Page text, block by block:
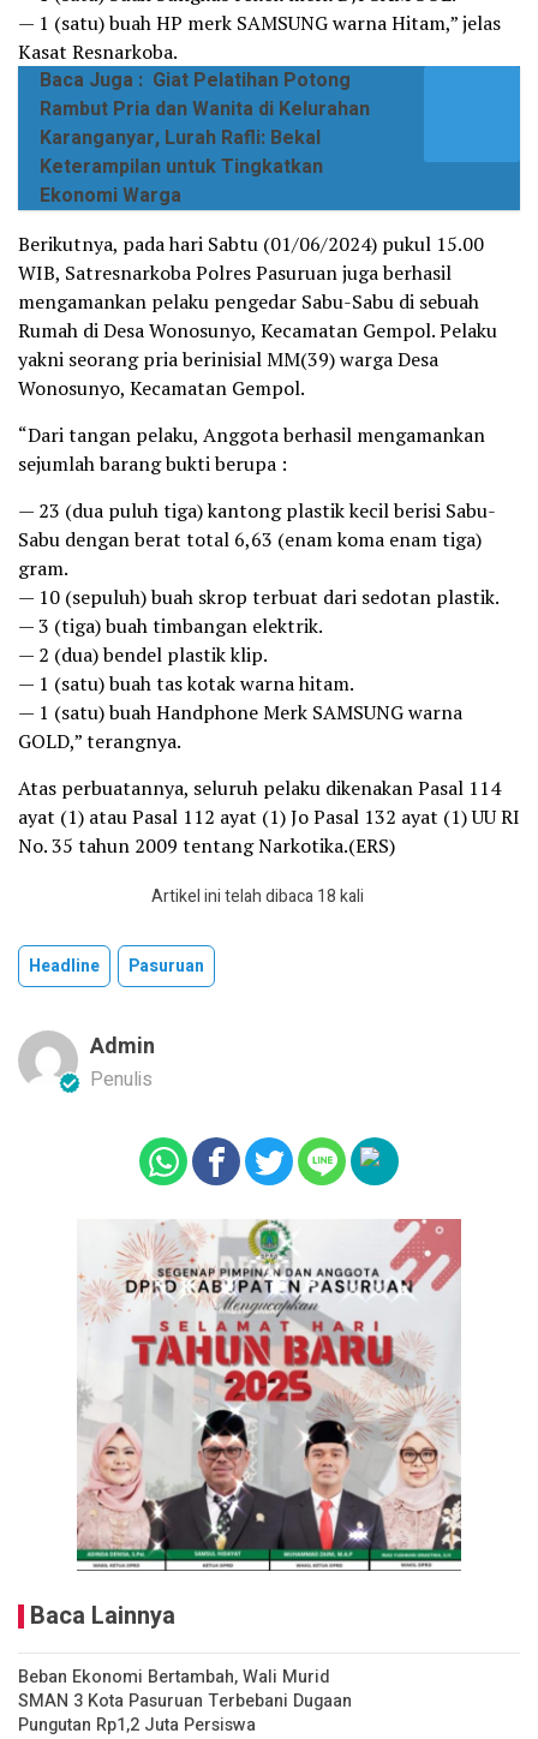
— 1 (satu) buah HP merk SAMSUNG warna Hitam,” jelas
Kasat Resnarkoba.
Baca Juga : Giat Pelatihan Potong
Rambut Pria dan Wanita di Kelurahan
Karanganyar, Lurah Rafli: Bekal
Keterampilan untuk Tingkatkan
Ekonomi Warga
Berikutnya, pada hari Sabtu (01/06/2024) pukul 15.00
WIB, Satresnarkoba Polres Pasuruan juga berhasil
mengamankan pelaku pengedar Sabu-Sabu di sebuah
Rumah di Desa Wonosunyo, Kecamatan Gempol. Pelaku
yakni seorang pria berinisial MM(39) warga Desa
Wonosunyo, Kecamatan Gempol.
“Dari tangan pelaku, Anggota berhasil mengamankan
sejumlah barang bukti berupa :
— 23 (dua puluh tiga) kantong plastik kecil berisi Sabu-
Sabu dengan berat total 6,63 (enam koma enam tiga)
gram.
— 10 (sepuluh) buah skrop terbuat dari sedotan plastik.
— 3 (tiga) buah timbangan elektrik.
— 2 (dua) bendel plastik klip.
— 1 (satu) buah tas kotak warna hitam.
— 1 (satu) buah Handphone Merk SAMSUNG warna
GOLD,” terangnya.
Atas perbuatannya, seluruh pelaku dikenakan Pasal 114
ayat (1) atau Pasal 112 ayat (1) Jo Pasal 132 ayat (1) UU RI
No. 35 tahun 2009 tentang Narkotika.(ERS)
Artikel ini telah dibaca 18 kali
Headline Pasuruan
Admin
Penulis
Baca Lainnya
Beban Ekonomi Bertambah, Wali Murid
SMAN 3 Kota Pasuruan Terbebani Dugaan
Pungutan Rp1,2 Juta Persiswa